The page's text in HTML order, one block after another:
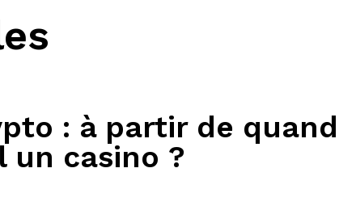
: à partir de quand
casino ?